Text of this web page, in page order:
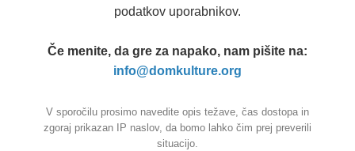
podatkov uporabnikov.
Če menite, da gre za napako, nam pišite na:
info@domkulture.org
V sporočilu prosimo navedite opis težave, čas dostopa in
zgoraj prikazan IP naslov, da bomo lahko čim prej preverili
situacijo.